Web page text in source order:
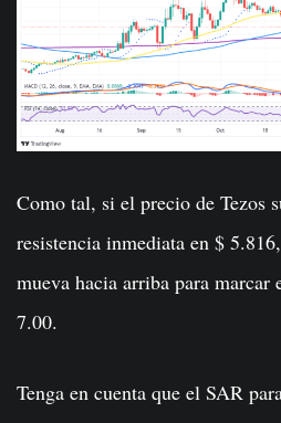
Como tal, si el precio de Tezos
resistencia inmediata en $
mueva hacia arriba para
7.00.
Tenga en cuenta que el SAR